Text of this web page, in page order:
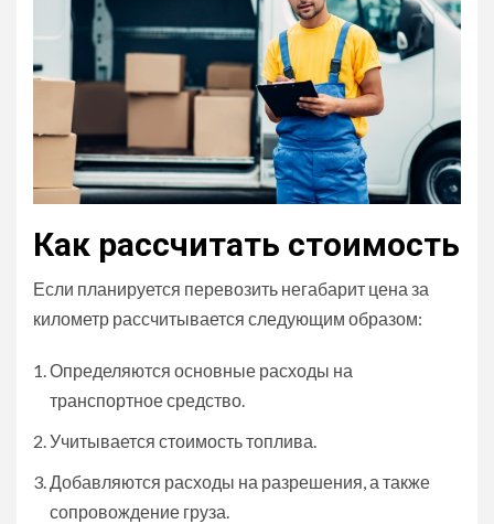
Как рассчитать стоимость
Если планируется перевозить негабарит цена за
километр рассчитывается следующим образом:
Определяются основные расходы на
транспортное средство.
Учитывается стоимость топлива.
Добавляются расходы на разрешения, а также
сопровождение груза.